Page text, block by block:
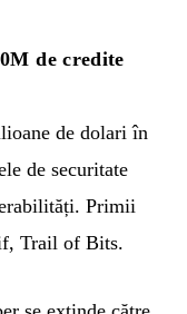
de credite
de dolari în
de securitate
Primii
Trail of Bits.